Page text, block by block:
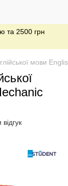
та 2500 грн
мови